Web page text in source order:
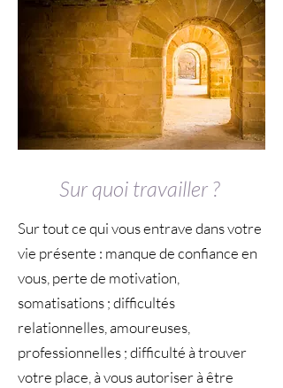
Sur quoi travailler ?
Sur tout ce qui vous entrave dans votre
vie présente : manque de confiance en
vous, perte de motivation,
somatisations ; difficultés
relationnelles, amoureuses,
professionnelles ; difficulté à trouver
votre place, à vous autoriser à être